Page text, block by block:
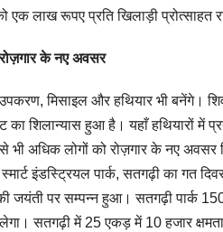
लाख रूपए प्रति खिलाड़ी प्रोत्साहत
के नए अवसर
मिसाइल और हथियार भी बनेंगे।
शिलान्यास हुआ है। यहाँ हथियारों में
भी अधिक लोगों को रोज़गार के नए
इंडस्ट्रियल पार्क, सतगढ़ी का गत
की जयंती पर सम्पन्न हुआ। सतगढ़ी पार्क
सतगढ़ी में 25 एकड़ में 10 हजार